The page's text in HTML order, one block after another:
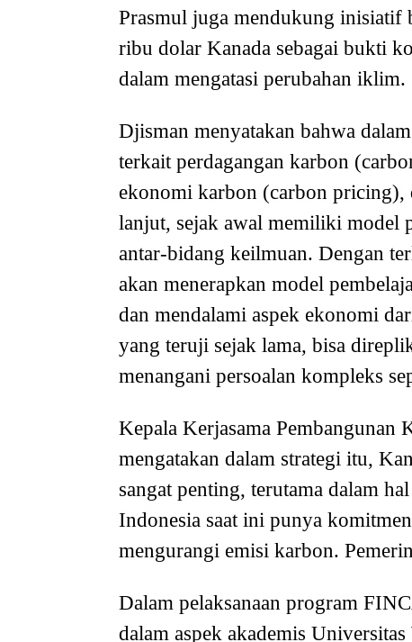
Prasmul juga mendukung inisiatif
ribu dolar Kanada sebagai bukti
dalam mengatasi perubahan iklim.
Djisman menyatakan bahwa
terkait perdagangan karbon
ekonomi karbon (carbon pricing),
lanjut, sejak awal memiliki model
antar-bidang keilmuan. Dengan
akan menerapkan model
dan mendalami aspek ekonomi
yang teruji sejak lama, bisa
menangani persoalan kompleks
Kepala Kerjasama Pembangunan
mengatakan dalam strategi itu,
sangat penting, terutama dalam
Indonesia saat ini punya
mengurangi emisi karbon.
Dalam pelaksanaan program
dalam aspek akademis